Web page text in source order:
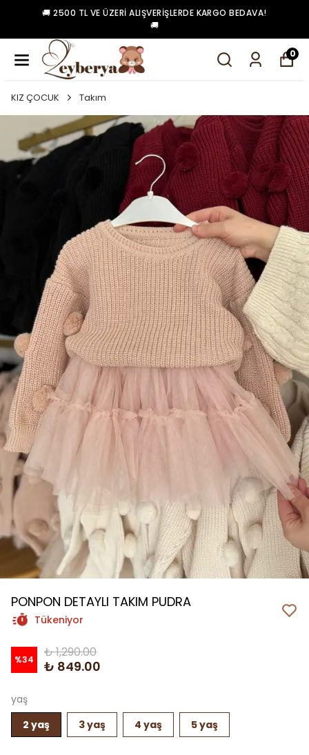
🚚 2500 TL VE ÜZERI ALIŞVERIŞLERDE KARGO BEDAVA!
🚚
0
KIZ ÇOCUK Takım
PONPON DETAYLI TAKIM PUDRA
Tükeniyor
%34 ₺ 1,290.00
₺ 849.00
yaş
2 yaş
3 yaş 4 yaş 5 yaş